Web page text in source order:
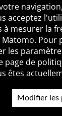
Toutes les
?
de
acceptez
à mesurer la
Matomo.
les
page de
êtes
Modifier les